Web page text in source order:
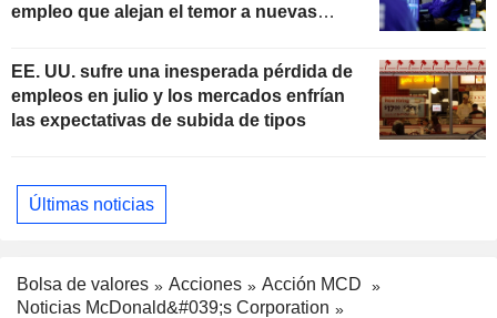
empleo que alejan el temor a nuevas
EE. UU. sufre una inesperada pérdida de
empleos en julio y los mercados enfrían
las expectativas de subida de tipos
Últimas noticias
Bolsa de valores Acciones
Acción MCD
Noticias McDonald&#039;s Corporation